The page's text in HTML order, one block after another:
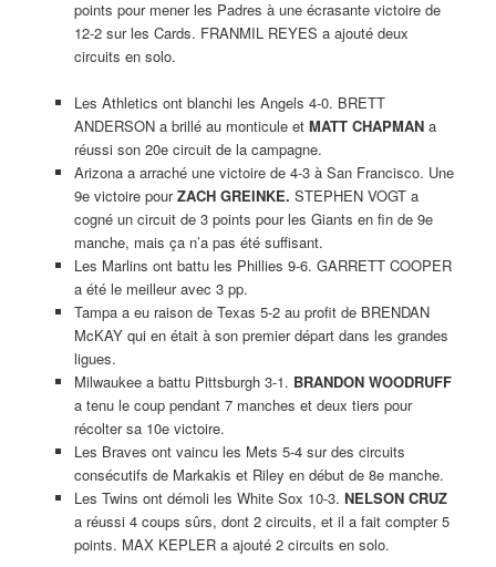
points pour mener les Padres à une écrasante victoire de
12-2 sur les Cards. FRANMIL REYES a ajouté deux
circuits en solo.
Les Athletics ont blanchi les Angels 4-0. BRETT
ANDERSON a brillé au monticule et MATT CHAPMANa
réussi son 20e circuit de la campagne.
Arizona a arraché une victoire de 4-3 à San Francisco. Une
9e victoire pourZACH GREINKE. STEPHEN VOGT a
cogné un circuit de 3 points pour les Giants en fin de 9e
manche, mais ça n’a pas été suffisant.
Les Marlins ont battu les Phillies 9-6. GARRETT COOPER
a été le meilleur avec 3 pp.
Tampa a eu raison de Texas 5-2 au profit de BRENDAN
McKAY qui en était à son premier départ dans les grandes
ligues.
Milwaukee a battu Pittsburgh 3-1. BRANDON WOODRUFF
a tenu le coup pendant 7 manches et deux tiers pour
récolter sa 10e victoire.
Les Braves ont vaincu les Mets 5-4 sur des circuits
consécutifs de Markakis et Riley en début de 8e manche.
Les Twins ont démoli les White Sox 10-3. NELSON CRUZ
a réussi 4 coups sûrs, dont 2 circuits, et il a fait compter 5
points. MAX KEPLER a ajouté 2 circuits en solo.